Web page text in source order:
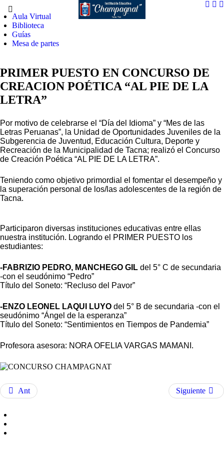
Aula Virtual
Biblioteca
Guías
Mesa de partes
PRIMER PUESTO EN CONCURSO DE
CREACION POÉTICA “AL PIE DE LA
LETRA”
Por motivo de celebrarse el “Día del Idioma” y “Mes de las
Letras Peruanas”, la Unidad de Oportunidades Juveniles de la
Subgerencia de Juventud, Educación Cultura, Deporte y
Recreación de la Municipalidad de Tacna; realizó el Concurso
de Creación Poética “AL PIE DE LA LETRA”.
Teniendo como objetivo primordial el fomentar el desempeño y
la superación personal de los/las adolescentes de la región de
Tacna.
Participaron diversas instituciones educativas entre ellas
nuestra institución. Logrando el PRIMER PUESTO los
estudiantes:
-FABRIZIO PEDRO, MANCHEGO GIL del 5° C de secundaria
-con el seudónimo “Pedro”
Título del Soneto: “Recluso del Pavor”
-ENZO LEONEL LAQUI LUYO del 5° B de secundaria -con el
seudónimo “Ángel de la esperanza”
Título del Soneto: “Sentimientos en Tiempos de Pandemia”
Profesora asesora: NORA OFELIA VARGAS MAMANI.
Ant Siguiente